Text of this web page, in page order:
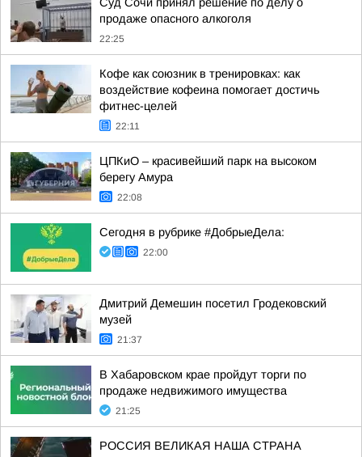
продаже опасного алкоголя
22:25
Кофе как союзник в тренировках: как
воздействие кофеина помогает достичь
фитнес-целей
22:11
ЦПКиО – красивейший парк на высоком
берегу Амура
22:08
Сегодня в рубрике #ДобрыеДела:
22:00
Дмитрий Демешин посетил Гродековский
музей
21:37
В Хабаровском крае пройдут торги по
продаже недвижимого имущества
21:25
РОССИЯ ВЕЛИКАЯ НАША СТРАНА